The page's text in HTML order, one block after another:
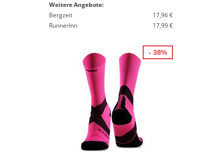
Weitere Angebote:
Bergzeit
17,96 €
RunnerInn
17,99 €
- 38%